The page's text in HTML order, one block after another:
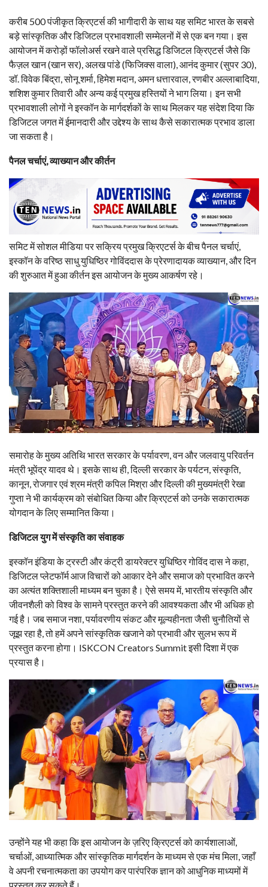
करीब 500 पंजीकृत क्रिएटर्स की भागीदारी के साथ यह समिट भारत के सबसे
बड़े सांस्कृतिक और डिजिटल प्रभावशाली सम्मेलनों में से एक बन गया। इस
आयोजन में करोड़ों फॉलोअर्स रखने वाले प्रसिद्ध डिजिटल क्रिएटर्स जैसे कि
फैज़ल खान (खान सर), अलख पांडे (फिजिक्स वाला), आनंद कुमार (सुपर 30),
डॉ. विवेक बिंद्रा, सोनू शर्मा, हिमेश मदान, अमन धत्तारवाल, रणबीर अल्लाबादिया,
शशिश कुमार तिवारी और अन्य कई प्रमुख हस्तियों ने भाग लिया। इन सभी
प्रभावशाली लोगों ने इस्कॉन के मार्गदर्शकों के साथ मिलकर यह संदेश दिया कि
डिजिटल जगत में ईमानदारी और उद्देश्य के साथ कैसे सकारात्मक प्रभाव डाला
जा सकता है।
पैनल चर्चाएं, व्याख्यान और कीर्तन
समिट में सोशल मीडिया पर सक्रिय प्रमुख क्रिएटर्स के बीच पैनल चर्चाएं,
इस्कॉन के वरिष्ठ साधु युधिष्ठिर गोविंददास के प्रेरणादायक व्याख्यान, और दिन
की शुरुआत में हुआ कीर्तन इस आयोजन के मुख्य आकर्षण रहे।
समारोह के मुख्य अतिथि भारत सरकार के पर्यावरण, वन और जलवायु परिवर्तन
मंत्री भूपेंद्र यादव थे। इसके साथ ही, दिल्ली सरकार के पर्यटन, संस्कृति,
कानून, रोजगार एवं श्रम मंत्री कपिल मिश्रा और दिल्ली की मुख्यमंत्री रेखा
गुप्ता ने भी कार्यक्रम को संबोधित किया और क्रिएटर्स को उनके सकारात्मक
योगदान के लिए सम्मानित किया।
डिजिटल युग में संस्कृति का संवाहक
इस्कॉन इंडिया के ट्रस्टी और कंट्री डायरेक्टर युधिष्ठिर गोविंद दास ने कहा,
डिजिटल प्लेटफॉर्म आज विचारों को आकार देने और समाज को प्रभावित करने
का अत्यंत शक्तिशाली माध्यम बन चुका है। ऐसे समय में, भारतीय संस्कृति और
जीवनशैली को विश्व के सामने प्रस्तुत करने की आवश्यकता और भी अधिक हो
गई है। जब समाज नशा, पर्यावरणीय संकट और मूल्यहीनता जैसी चुनौतियों से
जूझ रहा है, तो हमें अपने सांस्कृतिक खजाने को प्रभावी और सुलभ रूप में
प्रस्तुत करना होगा। ISKCON Creators Summit इसी दिशा में एक
प्रयास है।
उन्होंने यह भी कहा कि इस आयोजन के ज़रिए क्रिएटर्स को कार्यशालाओं,
चर्चाओं, आध्यात्मिक और सांस्कृतिक मार्गदर्शन के माध्यम से एक मंच मिला, जहाँ
वे अपनी रचनात्मकता का उपयोग कर पारंपरिक ज्ञान को आधुनिक माध्यमों में